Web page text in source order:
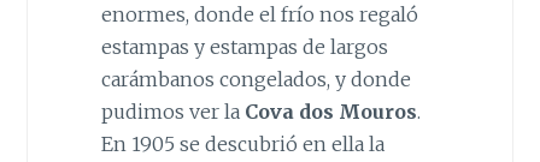
enormes, donde el frío nos regaló
estampas y estampas de largos
carámbanos congelados, y donde
pudimos ver la Cova dos Mouros.
En 1905 se descubrió en ella la